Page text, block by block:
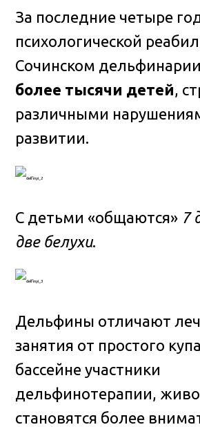
За последние четыре
психологической
Сочинском
более тысячи детей,
различными
развитии.
С детьми «общаются» 7
две белухи.
Дельфины отличают
занятия от простого
бассейне участники
дельфинотерапии,
становятся более